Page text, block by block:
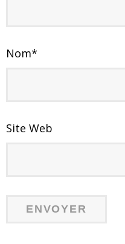
Nom*
Site Web